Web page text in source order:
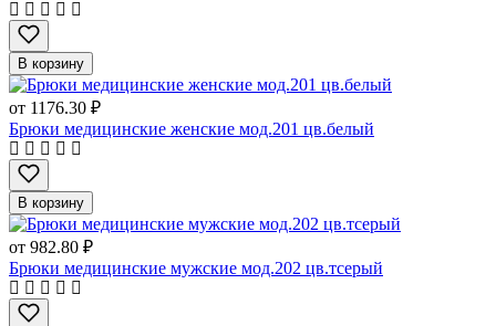
В корзину
от 1176.30 ₽
Брюки медицинские женские мод.201 цв.белый
В корзину
от 982.80 ₽
Брюки медицинские мужские мод.202 цв.тсерый